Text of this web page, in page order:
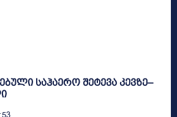
საჰაერო შეტევა კევზე–